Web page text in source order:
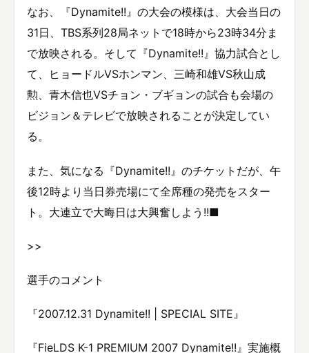
なお、『Dynamite!!』の大会の模様は、大会当日の
31日、TBS系列28局ネットで18時から23時34分ま
で放映される。そして『Dynamite!!』協力試合とし
て、ヒョードルVSホンマン、三崎和雄VS秋山成
勲、青木信也VSチョン・ブギョンの試合も会場の
ビジョン＆テレビで放映されることが決定してい
る。
また、気になる『Dynamite!!』のチケットだが、午
後12時より当日券売場にて全席種の発売をスター
ト。大連立で大晦日は大興奮しよう!!■
>>
選手のコメント
『2007.12.31 Dynamite!! | SPECIAL SITE』
『FieLDS K-1 PREMIUM 2007 Dynamite!!』実施概